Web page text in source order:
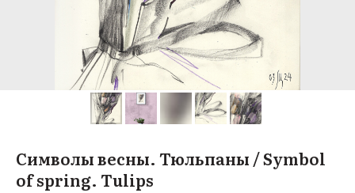
Символы весны. Тюльпаны / Symbol
of spring. Tulips